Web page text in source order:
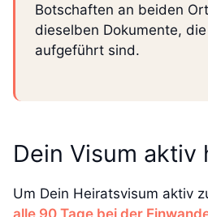
Botschaften an beiden
dieselben Dokumente,
aufgeführt sind.
Dein Visum aktiv
Um Dein Heiratsvisum aktiv
alle 90 Tage bei der